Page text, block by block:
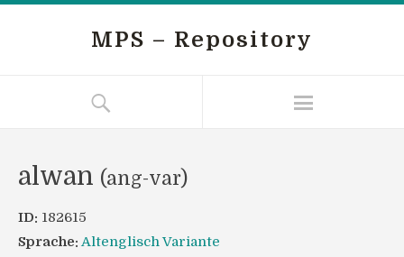
MPS – Repository
alwan (ang-var)
ID: 182615
Sprache: Altenglisch Variante